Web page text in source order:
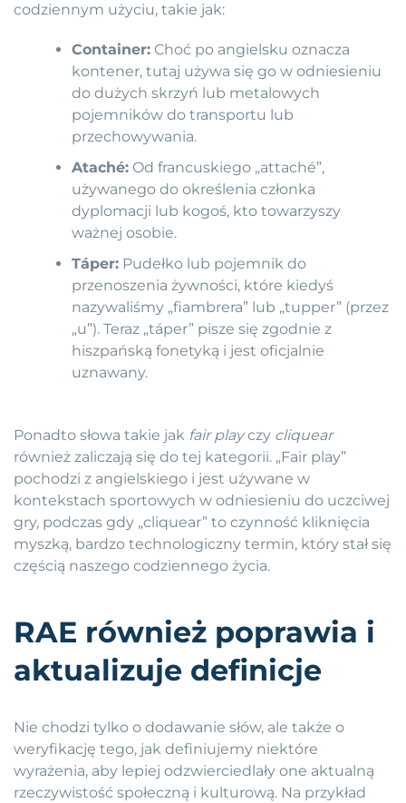
codziennym użyciu, takie jak:
Container: Choć po angielsku oznacza
kontener, tutaj używa się go w odniesieniu
do dużych skrzyń lub metalowych
pojemników do transportu lub
przechowywania.
Ataché: Od francuskiego „attaché”,
używanego do określenia członka
dyplomacji lub kogoś, kto towarzyszy
ważnej osobie.
Táper: Pudełko lub pojemnik do
przenoszenia żywności, które kiedyś
nazywaliśmy „fiambrera” lub „tupper” (przez
„u”). Teraz „táper” pisze się zgodnie z
hiszpańską fonetyką i jest oficjalnie
uznawany.
Ponadto słowa takie jak fair playczy cliquear
również zaliczają się do tej kategorii. „Fair play”
pochodzi z angielskiego i jest używane w
kontekstach sportowych w odniesieniu do uczciwej
gry, podczas gdy „cliquear” to czynność kliknięcia
myszką, bardzo technologiczny termin, który stał się
częścią naszego codziennego życia.
RAE również poprawia i
aktualizuje definicje
Nie chodzi tylko o dodawanie słów, ale także o
weryfikację tego, jak definiujemy niektóre
wyrażenia, aby lepiej odzwierciedlały one aktualną
rzeczywistość społeczną i kulturową. Na przykład